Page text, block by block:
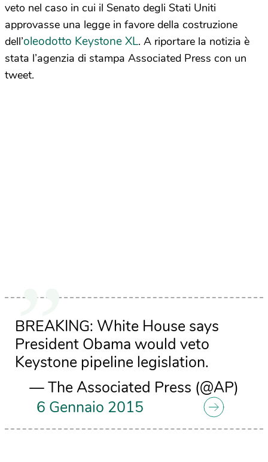
veto nel caso in cui il Senato degli Stati Uniti
approvasse una legge in favore della costruzione
dell’oleodotto Keystone XL. A riportare la notizia è
stata l’agenzia di stampa Associated Press con un
tweet.
BREAKING: White House says
President Obama would veto
Keystone pipeline legislation.
— The Associated Press (@AP)
6 Gennaio 2015